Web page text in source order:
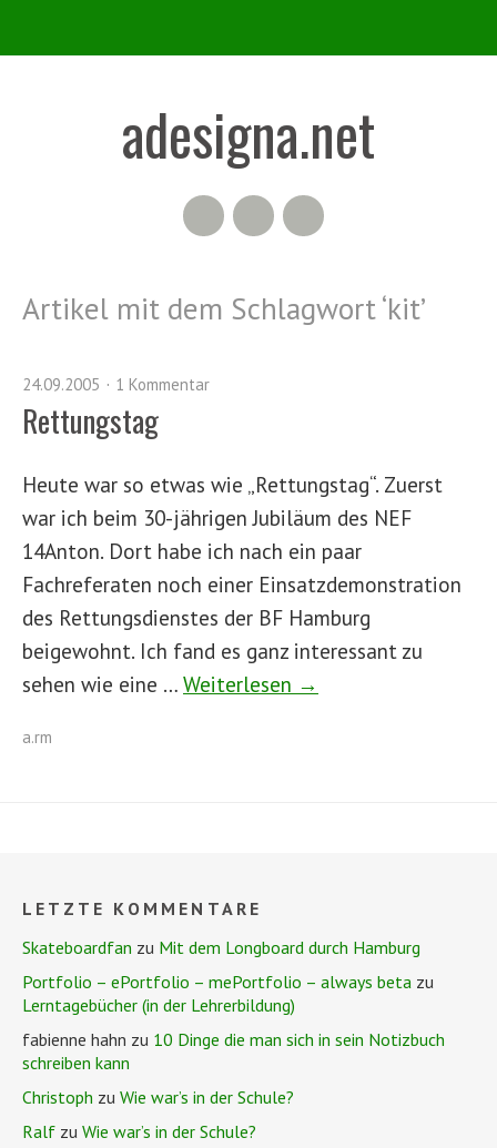
adesigna.net
Twitter
Flickr
RSS Feed
Artikel mit dem Schlagwort ‘kit’
24.09.2005 1 Kommentar
Rettungstag
Heute war so etwas wie „Rettungstag“. Zuerst
war ich beim 30-jährigen Jubiläum des NEF
14Anton. Dort habe ich nach ein paar
Fachreferaten noch einer Einsatzdemonstration
des Rettungsdienstes der BF Hamburg
beigewohnt. Ich fand es ganz interessant zu
sehen wie eine … Weiterlesen →
a.rm
LETZTE KOMMENTARE
Skateboardfan zu Mit dem Longboard durch Hamburg
Portfolio – ePortfolio – mePortfolio – always beta zu
Lerntagebücher (in der Lehrerbildung)
fabienne hahn zu 10 Dinge die man sich in sein Notizbuch
schreiben kann
Christoph zu Wie war’s in der Schule?
Ralf zu Wie war’s in der Schule?